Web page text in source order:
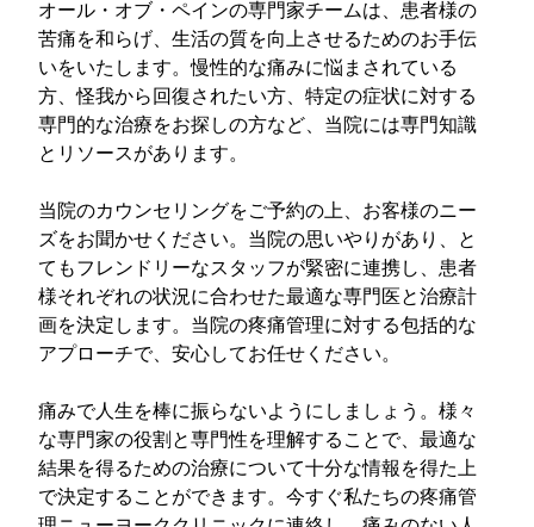
オール・オブ・ペインの専門家チームは、患者様の
苦痛を和らげ、生活の質を向上させるためのお手伝
いをいたします。慢性的な痛みに悩まされている
方、怪我から回復されたい方、特定の症状に対する
専門的な治療をお探しの方など、当院には専門知識
とリソースがあります。
当院のカウンセリングをご予約の上、お客様のニー
ズをお聞かせください。当院の思いやりがあり、と
てもフレンドリーなスタッフが緊密に連携し、患者
様それぞれの状況に合わせた最適な専門医と治療計
画を決定します。当院の疼痛管理に対する包括的な
アプローチで、安心してお任せください。
痛みで人生を棒に振らないようにしましょう。様々
な専門家の役割と専門性を理解することで、最適な
結果を得るための治療について十分な情報を得た上
で決定することができます。今すぐ私たちの疼痛管